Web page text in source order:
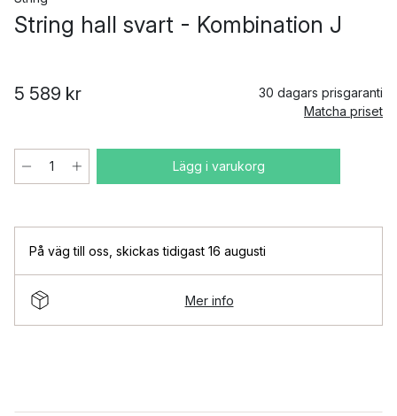
String hall svart - Kombination J
5 589 kr
30 dagars prisgaranti
Matcha priset
Lägg i varukorg
På väg till oss skickas tidigast 16 augusti
Mer info